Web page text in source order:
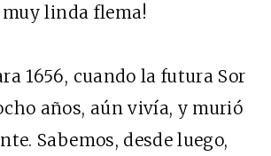
linda flema!
1656, cuando la futura Sor
años, aún vivía, y murió
Sabemos, desde luego,